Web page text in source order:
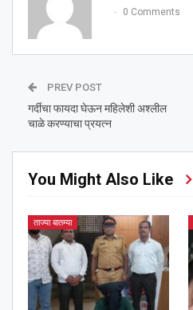
0 Comments
PREV POST
गर्दीचा फायदा घेऊन महिलेशी अश्‍लील
चाळे करण्याचा प्रयत्न
You Might Also Like
ताज्या बातम्या